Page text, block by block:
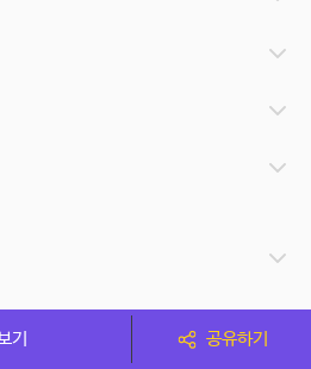
기 공유하기
통신판매의 당사자가 아닙니다. 따라서 스페이스클
책임지지 않습니다.